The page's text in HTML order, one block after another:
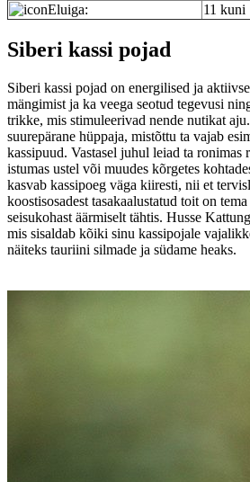
Eluiga:
11 kuni
Siberi kassi pojad
Siberi kassi pojad on energilised ja
mängimist ja ka veega seotud tegevusi
trikke, mis stimuleerivad nende nutikat
suurepärane hüppaja, mistõttu ta vajab
kassipuud. Vastasel juhul leiad ta ronimas
istumas ustel või muudes kõrgetes
kasvab kassipoeg väga kiiresti, nii et
koostisosadest tasakaalustatud toit on
seisukohast äärmiselt tähtis. Husse
mis sisaldab kõiki sinu kassipojale
näiteks tauriini silmade ja südame heaks.